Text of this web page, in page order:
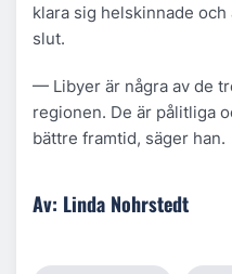
klara sig helskinnade
slut.
— Libyer är några av de
regionen. De är pålitliga
bättre framtid, säger han.
Av: Linda Nohrstedt